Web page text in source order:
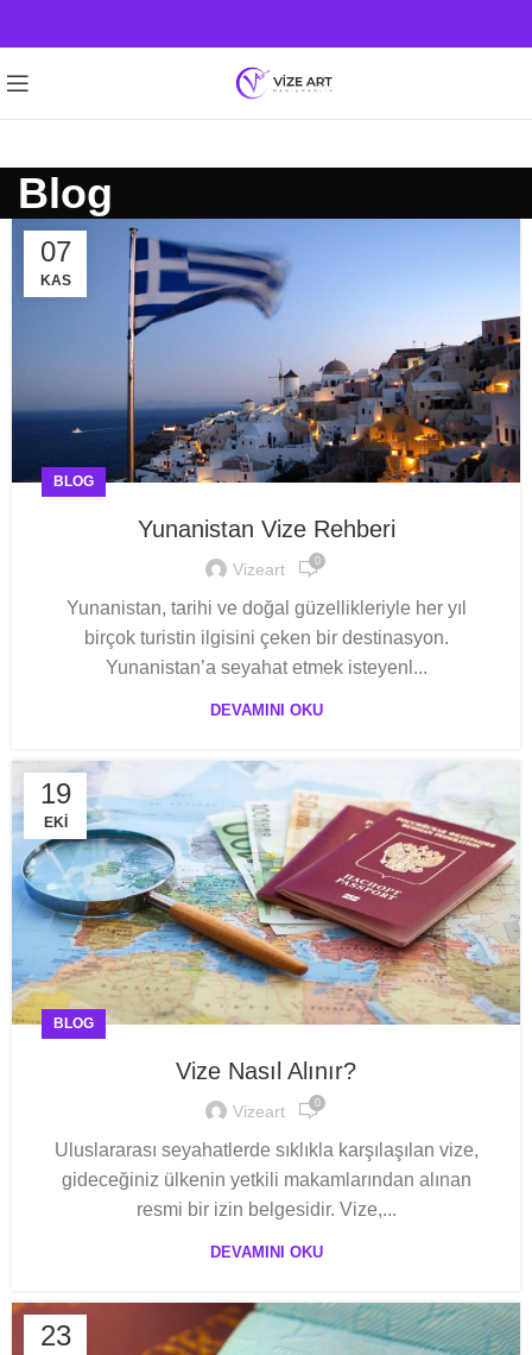
Blog
07
KAS
BLOG
Yunanistan Vize Rehberi
Vizeart 0
Yunanistan, tarihi ve doğal güzellikleriyle her yıl
birçok turistin ilgisini çeken bir destinasyon.
Yunanistan’a seyahat etmek isteyenl...
DEVAMINI OKU
19
EKI
BLOG
Vize Nasıl Alınır?
Vizeart 0
Uluslararası seyahatlerde sıklıkla karşılaşılan vize,
gideceğiniz ülkenin yetkili makamlarından alınan
resmi bir izin belgesidir. Vize,...
DEVAMINI OKU
23